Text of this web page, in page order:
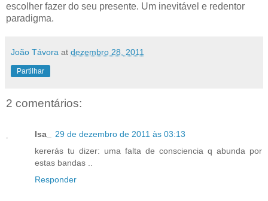
escolher fazer do seu presente. Um inevitável e redentor
paradigma.
João Távora at dezembro 28, 2011
Partilhar
2 comentários:
Isa_
29 de dezembro de 2011 às 03:13
kererás tu dizer: uma falta de consciencia q abunda por
estas bandas ..
Responder